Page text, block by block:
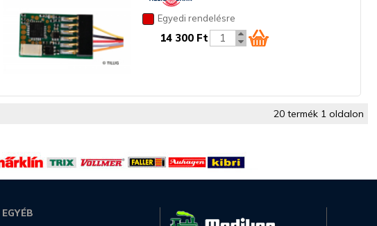
Egyedi rendelésre
14 300 Ft
20 termék 1 oldalon
EGYÉB